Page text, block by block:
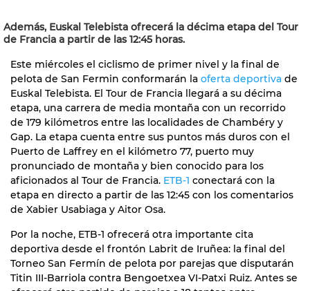
Además, Euskal Telebista ofrecerá la décima etapa del Tour
de Francia a partir de las 12:45 horas.
Este miércoles el ciclismo de primer nivel y la final de
pelota de San Fermin conformarán la oferta deportiva de
Euskal Telebista. El Tour de Francia llegará a su décima
etapa, una carrera de media montaña con un recorrido
de 179 kilómetros entre las localidades de Chambéry y
Gap. La etapa cuenta entre sus puntos más duros con el
Puerto de Laffrey en el kilómetro 77, puerto muy
pronunciado de montaña y bien conocido para los
aficionados al Tour de Francia. ETB-1 conectará con la
etapa en directo a partir de las 12:45 con los comentarios
de Xabier Usabiaga y Aitor Osa.
Por la noche, ETB-1 ofrecerá otra importante cita
deportiva desde el frontón Labrit de Iruñea: la final del
Torneo San Fermín de pelota por parejas que disputarán
Titin III-Barriola contra Bengoetxea VI-Patxi Ruiz. Antes se